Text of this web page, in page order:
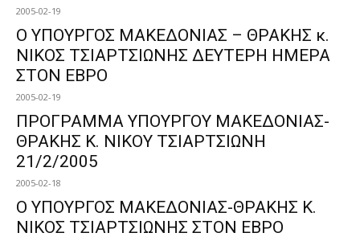
2005-02-19
Ο ΥΠΟΥΡΓΟΣ ΜΑΚΕΔΟΝΙΑΣ – ΘΡΑΚΗΣ κ.
ΝΙΚΟΣ ΤΣΙΑΡΤΣΙΩΝΗΣ ΔΕΥΤΕΡΗ ΗΜΕΡΑ
ΣΤΟΝ ΕΒΡΟ
2005-02-19
ΠΡΟΓΡΑΜΜΑ ΥΠΟΥΡΓΟΥ ΜΑΚΕΔΟΝΙΑΣ-
ΘΡΑΚΗΣ Κ. ΝΙΚΟΥ ΤΣΙΑΡΤΣΙΩΝΗ
21/2/2005
2005-02-18
Ο ΥΠΟΥΡΓΟΣ ΜΑΚΕΔΟΝΙΑΣ-ΘΡΑΚΗΣ Κ.
ΝΙΚΟΣ ΤΣΙΑΡΤΣΙΩΝΗΣ ΣΤΟΝ ΕΒΡΟ